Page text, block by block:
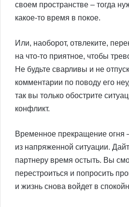
своем пространстве – тогда
какое-то время в покое.
Или, наоборот, отвлеките,
на что-то приятное, чтобы
Не будьте сварливы и не
комментарии по поводу его
так вы только обострите
конфликт.
Временное прекращение
из напряженной ситуации.
партнеру время остыть. Вы
перестроиться и попросить
и жизнь снова войдет в